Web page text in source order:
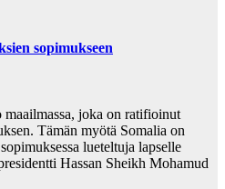
sopimukseen
joka on ratifioinut
Tämän myötä Somalia on
lueteltuja lapselle
Hassan Sheikh Mohamud